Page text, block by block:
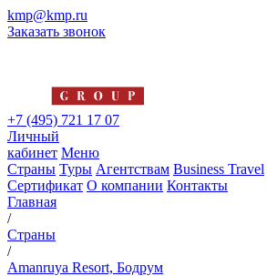
kmp@kmp.ru
Заказать звонок
+7 (495) 721 17 07
Личный
кабинет Меню
Страны Туры Агентствам Business Travel
Сертификат О компании Контакты
Главная
/
Страны
/
Amanruya Resort, Бодрум